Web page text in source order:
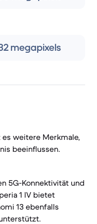
megapixels
weitere Merkmale,
beeinflussen.
5G-Konnektivität und
1 IV bietet
13 ebenfalls